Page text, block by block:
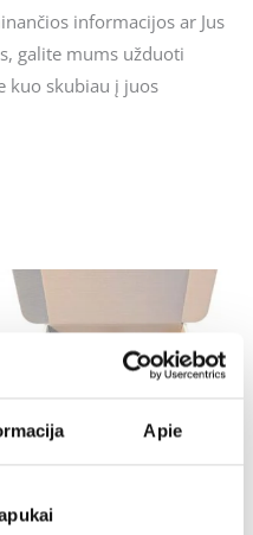
Apie
informacijos ar Jus
galite mums užduoti
kuo skubiau į juos
Krikštynos